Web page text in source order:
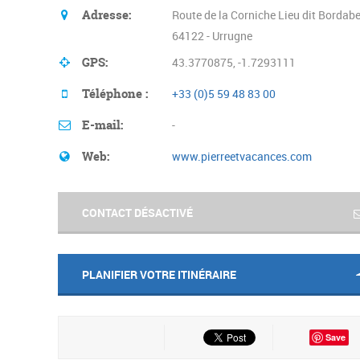
Adresse:
Route de la Corniche Lieu dit
64122 - Urrugne
GPS: 43.3770875, -1.7293111
Téléphone : +33 (0)5 59 48 83 00
E-mail: -
Web: www.pierreetvacances.com
CONTACT DÉSACTIVÉ
PLANIFIER VOTRE ITINÉRAIRE
Save